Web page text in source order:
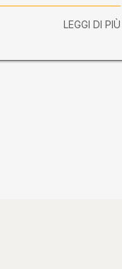
prova scritta
LEGGI DI PIÙ